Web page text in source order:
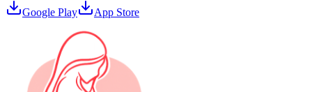
Google Play
App Store